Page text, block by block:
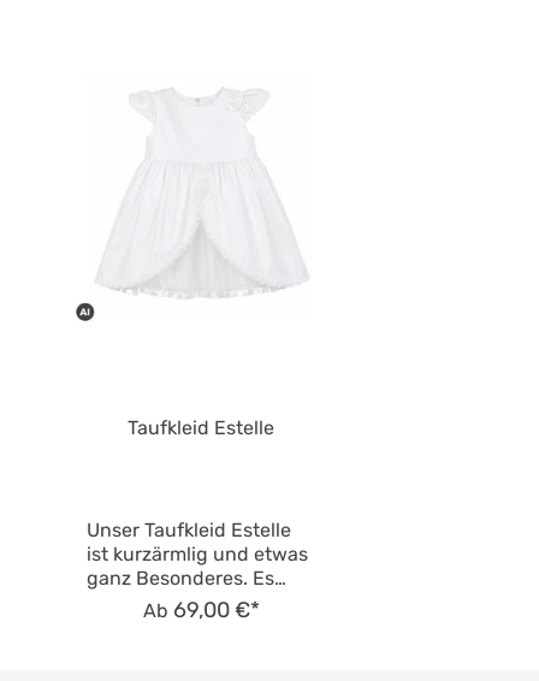
Taufkleid Estelle
Unser Taufkleid Estelle
ist kurzärmlig und etwas
ganz Besonderes. Es
besteht aus mehreren
Lagen und durch den
Ab 69,00 €*